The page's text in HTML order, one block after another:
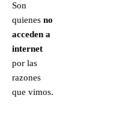
Son
quienes no
acceden a
internet
por las
razones
que vimos.